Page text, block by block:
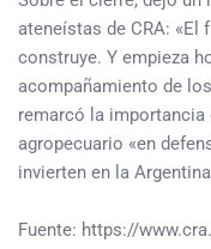
ateneístas de CRA: «El
construye. Y empieza
acompañamiento de
remarcó la
agropecuario «en
invierten en la
Fuente: https://